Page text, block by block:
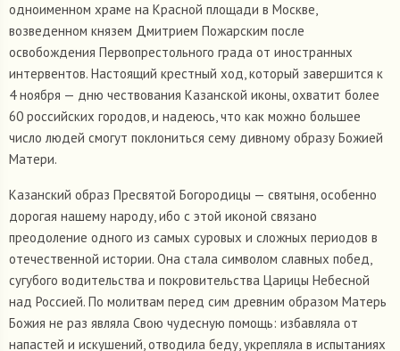
одноименном храме на Красной площади в Москве,
возведенном князем Дмитрием Пожарским после
освобождения Первопрестольного града от иностранных
интервентов. Настоящий крестный ход, который завершится к
4 ноября — дню чествования Казанской иконы, охватит более
60 российских городов, и надеюсь, что как можно большее
число людей смогут поклониться сему дивному образу Божией
Матери.
Казанский образ Пресвятой Богородицы — святыня, особенно
дорогая нашему народу, ибо с этой иконой связано
преодоление одного из самых суровых и сложных периодов в
отечественной истории. Она стала символом славных побед,
сугубого водительства и покровительства Царицы Небесной
над Россией. По молитвам перед сим древним образом Матерь
Божия не раз являла Свою чудесную помощь: избавляла от
напастей и искушений, отводила беду, укрепляла в испытаниях